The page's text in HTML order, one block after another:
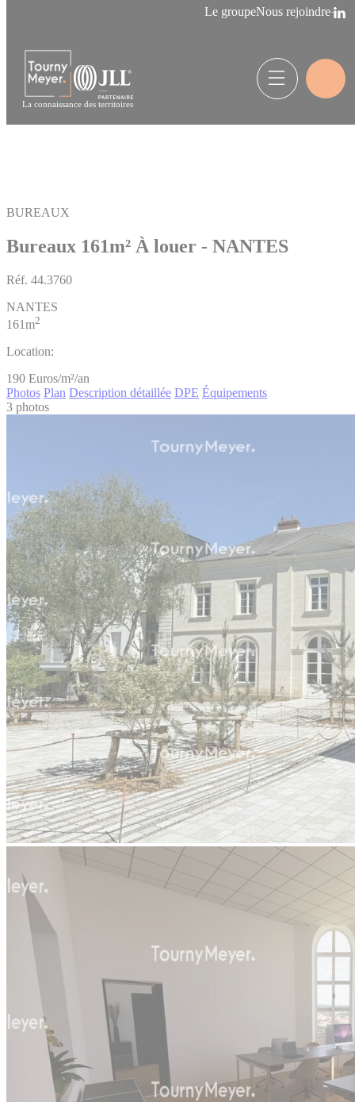
Le groupeNous rejoindre
La connaissance des territoires
BUREAUX
Bureaux 161m² À louer - NANTES
Réf. 44.3760
NANTES
161m2
Location:
190 Euros/m²/an
Photos Plan Description détaillée DPE Équipements
3 photos